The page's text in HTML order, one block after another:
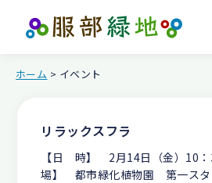
ホーム > イベント
リラックスフラ
【日 時】 2月14日（金）10
場】 都市緑化植物園 第一スタ